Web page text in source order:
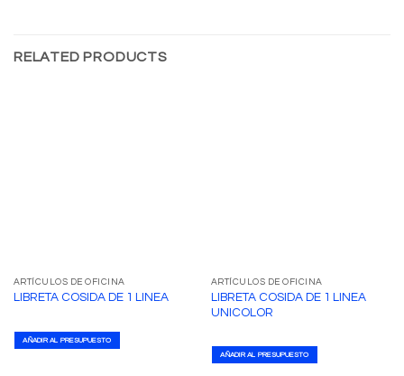
RELATED PRODUCTS
ARTÍCULOS DE OFICINA
LIBRETA COSIDA DE 1 LINEA
AÑADIR AL PRESUPUESTO
ARTÍCULOS DE OFICINA
LIBRETA COSIDA DE 1 LINEA
UNICOLOR
AÑADIR AL PRESUPUESTO